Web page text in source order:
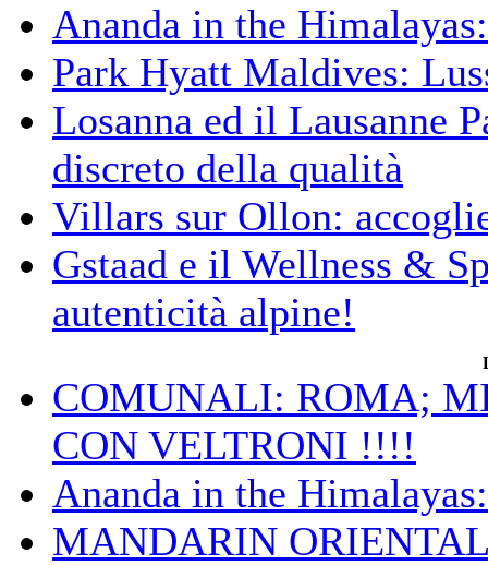
Ananda in the
Park Hyatt Maldives:
Losanna ed il Lausanne
discreto della qualità
Villars sur Ollon:
Gstaad e il Wellness &
autenticità alpine!
COMUNALI: ROMA;
CON VELTRONI !!!!
Ananda in the
MANDARIN